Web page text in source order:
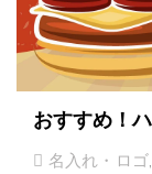
おすすめ！
名入れ・ロゴ,